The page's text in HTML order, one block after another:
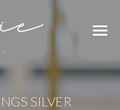
SILVER